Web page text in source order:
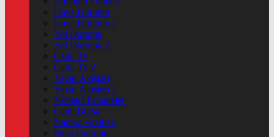
Hava Durumu
Hava Durumu 2
Yol Durumu
Yol Durumu 2
Canlı Tv
Canlı Tv 2
Yayın Akışları
Yayın Akışları 2
Nöbetçi Eczaneler
Canlı Borsa
Namaz Vakitleri
Puan Durumu